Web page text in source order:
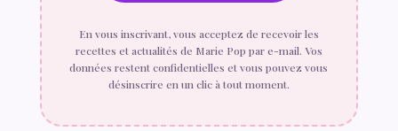
En vous inscrivant, vous acceptez de recevoir les
recettes et actualités de Marie Pop par e-mail. Vos
données restent confidentielles et vous pouvez vous
désinscrire en un clic à tout moment.